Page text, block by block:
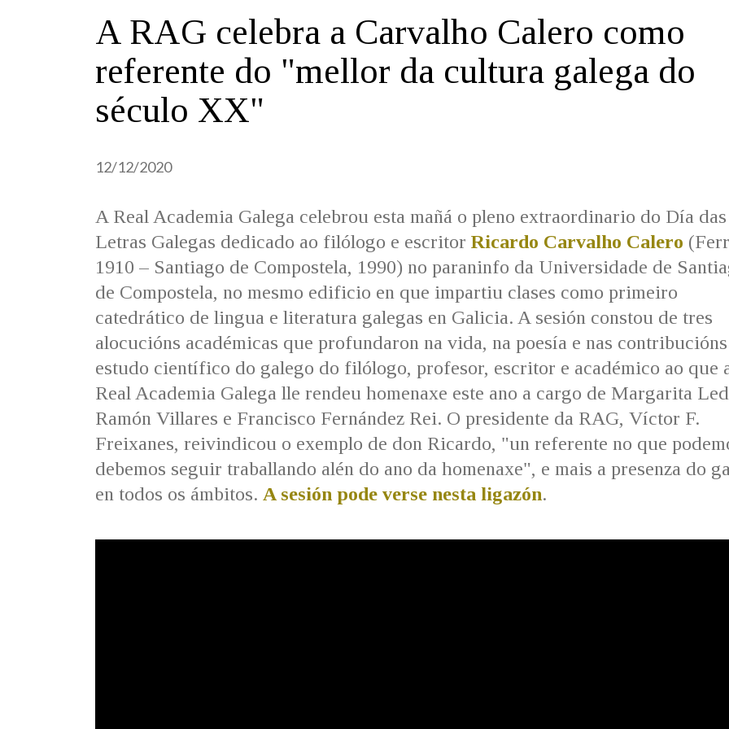
A RAG celebra a Carvalho Calero como
referente do "mellor da cultura galega do
século XX"
12/12/2020
A Real Academia Galega celebrou esta mañá o pleno extraordinario do Día das
Letras Galegas dedicado ao filólogo e escritor Ricardo Carvalho Calero
1910 – Santiago de Compostela, 1990) no paraninfo da Universidade de
de Compostela, no mesmo edificio en que impartiu clases como primeiro
catedrático de lingua e literatura galegas en Galicia. A sesión constou de tres
alocucións académicas que profundaron na vida, na poesía e nas
estudo científico do galego do filólogo, profesor, escritor e académico ao que
Real Academia Galega lle rendeu homenaxe este ano a cargo de Margarita
Ramón Villares e Francisco Fernández Rei. O presidente da RAG, Víctor F.
Freixanes, reivindicou o exemplo de don Ricardo, "un referente no que
debemos seguir traballando alén do ano da homenaxe", e mais a presenza do
en todos os ámbitos. A sesión pode verse nesta ligazón.